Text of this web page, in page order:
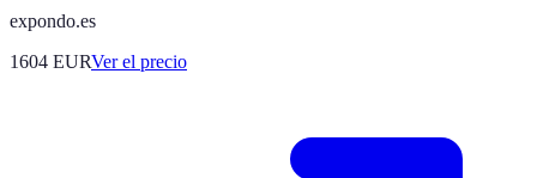
expondo.es
1604 EURVer el precio